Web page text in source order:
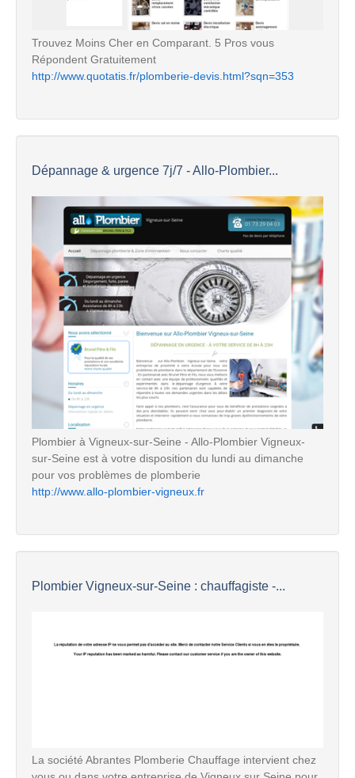
Trouvez Moins Cher en Comparant. 5 Pros vous
Répondent Gratuitement
http://www.quotatis.fr/plomberie-devis.html?sqn=353
Dépannage & urgence 7j/7 - Allo-Plombier...
Plombier à Vigneux-sur-Seine - Allo-Plombier Vigneux-
sur-Seine est à votre disposition du lundi au dimanche
pour vos problèmes de plomberie
http://www.allo-plombier-vigneux.fr
Plombier Vigneux-sur-Seine : chauffagiste -...
La société Abrantes Plomberie Chauffage intervient chez